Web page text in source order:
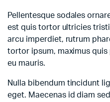
Pellentesque sodales
est quis tortor ultricies
arcu imperdiet, rutrum
tortor ipsum, maximus
eu mauris.
Nulla bibendum tincidunt
eget. Maecenas id diam